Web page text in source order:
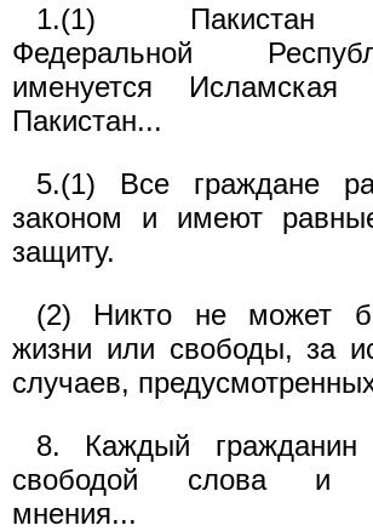
1.(1) Пакистан
Федеральной
именуется Исламская
Пакистан...
5.(1) Все граждане
законом и имеют
защиту.
(2) Никто не может
жизни или свободы, за
случаев,
8. Каждый гражданин
свободой слова и
мнения...